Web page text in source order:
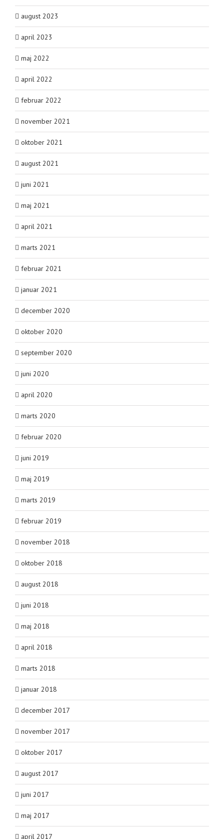
august 2023
april 2023
maj 2022
april 2022
februar 2022
november 2021
oktober 2021
august 2021
juni 2021
maj 2021
april 2021
marts 2021
februar 2021
januar 2021
december 2020
oktober 2020
september 2020
juni 2020
april 2020
marts 2020
februar 2020
juni 2019
maj 2019
marts 2019
februar 2019
november 2018
oktober 2018
august 2018
juni 2018
maj 2018
april 2018
marts 2018
januar 2018
december 2017
november 2017
oktober 2017
august 2017
juni 2017
maj 2017
april 2017